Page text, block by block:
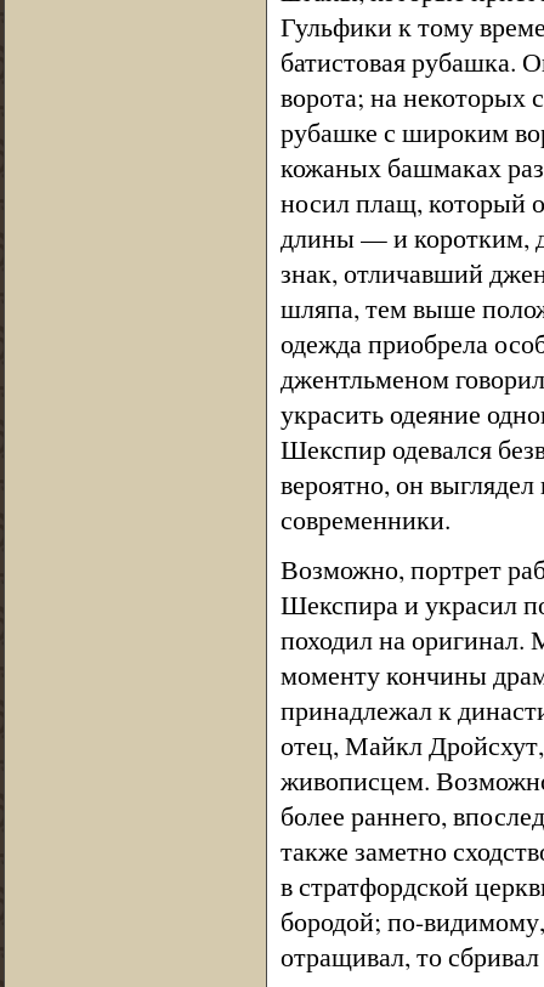
Гульфики к тому
батистовая рубашка.
ворота; на некоторых
рубашке с широким
кожаных башмаках
носил плащ, который
длины — и коротким,
знак, отличавший
шляпа, тем выше
одежда приобрела
джентльменом
украсить одеяние
Шекспир одевался
вероятно, он
современники.
Возможно, портрет
Шекспира и украсил
походил на оригинал.
моменту кончины
принадлежал к
отец, Майкл
живописцем.
более раннего,
также заметно
в стратфордской
бородой; по-
отращивал, то